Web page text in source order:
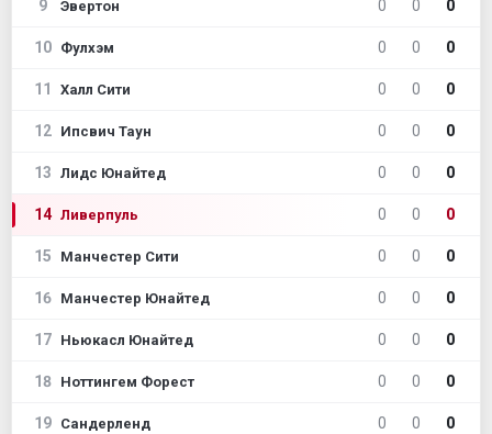
9 Эвертон 0 0 0
10 Фулхэм 0 0 0
11 Халл Сити 0 0 0
12 Ипсвич Таун 0 0 0
13 Лидс Юнайтед 0 0 0
14 Ливерпуль 0 0 0
15 Манчестер Сити 0 0 0
16 Манчестер Юнайтед 0 0 0
17 Ньюкасл Юнайтед 0 0 0
18 Ноттингем Форест 0 0 0
19 Сандерленд 0 0 0